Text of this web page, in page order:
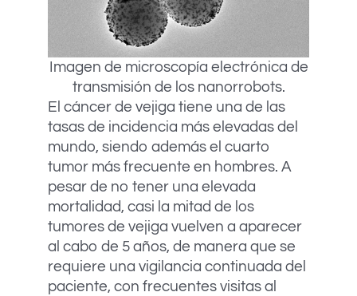
Imagen de microscopía electrónica de
transmisión de los nanorrobots.
El cáncer de vejiga tiene una de las
tasas de incidencia más elevadas del
mundo, siendo además el cuarto
tumor más frecuente en hombres. A
pesar de no tener una elevada
mortalidad, casi la mitad de los
tumores de vejiga vuelven a aparecer
al cabo de 5 años, de manera que se
requiere una vigilancia continuada del
paciente, con frecuentes visitas al